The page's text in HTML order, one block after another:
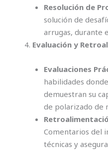
Resolución de
solución de
arrugas, durante
Evaluación y
Evaluaciones
habilidades
demuestran su
de polarizado de
Comentarios del
técnicas y